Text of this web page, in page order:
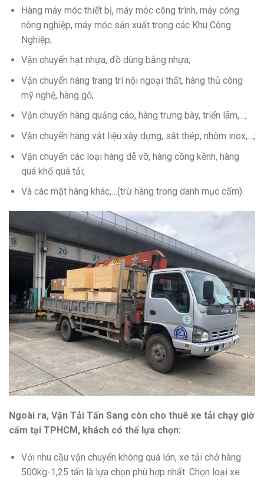
Hàng máy móc thiết bị, máy móc công trình, máy công
nông nghiệp, máy móc sản xuất trong các Khu Công
Nghiệp;
Vận chuyển hạt nhựa, đồ dùng bằng nhựa;
Vận chuyển hàng trang trí nội ngoại thất, hàng thủ công
mỹ nghệ, hàng gỗ;
Vận chuyển hàng quảng cáo, hàng trưng bày, triển lãm,…;
Vận chuyển hàng vật liệu xây dựng, sắt thép, nhôm inox,…;
Vận chuyển các loại hàng dễ vỡ, hàng cồng kềnh, hàng
quá khổ quá tải;
Và các mặt hàng khác,…(trừ hàng trong danh mục cấm).
Ngoài ra, Vận Tải Tấn Sang còn cho thuê xe tải chạy giờ
cấm tại TPHCM, khách có thể lựa chọn:
Với nhu cầu vận chuyển không quá lớn, xe tải chở hàng
500kg-1,25 tấn là lựa chọn phù hợp nhất. Chọn loại xe